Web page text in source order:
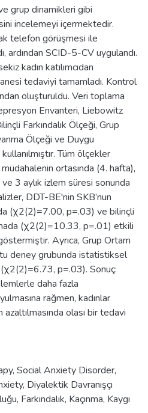
grup dinamikleri gibi
incelemeyi içermektedir.
telefon görüşmesi ile
ardından SCID-5-CV uygulandı.
kadın katılımcıdan
tedaviyi tamamladı. Kontrol
oluşturuldu. Veri toplama
Envanteri, Liebowitz
Farkındalık Ölçeği, Grup
Ölçeği ve Duygu
Tüm ölçekler
ortasında (4. hafta),
3 aylık izlem süresi sonunda
DDT-BE'nin SKB’nun
(χ2(2)=7.00, p=.03) ve bilinçli
(χ2(2)=10.33, p=.01) etkili
Ayrıca, Grup Ortam
deney grubunda istatistiksel
p=.03). Sonuç:
daha fazla
rağmen, kadınlar
olası bir tedavi
, Social Anxiety Disorder,
, Diyalektik Davranışçı
, Farkındalık, Kaçınma, Kaygı